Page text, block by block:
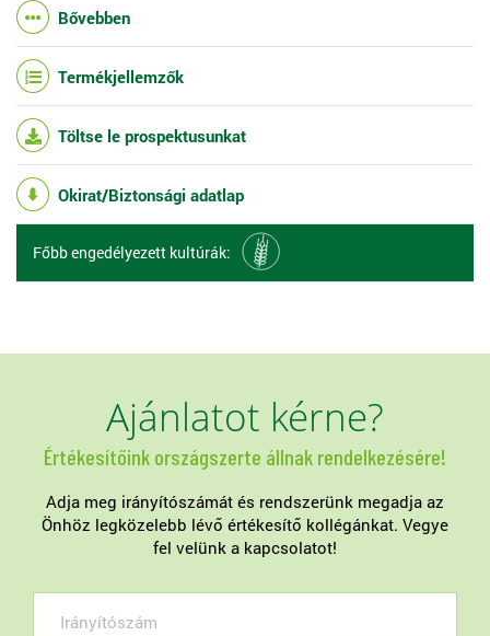
Bővebben
Termékjellemzők
Töltse le prospektusunkat
Okirat/Biztonsági adatlap
Főbb engedélyezett kultúrák:
Ajánlatot kérne?
Értékesítőink országszerte állnak rendelkezésére!
Adja meg irányítószámát és rendszerünk megadja az
Önhöz legközelebb lévő értékesítő kollégánkat. Vegye
fel velünk a kapcsolatot!